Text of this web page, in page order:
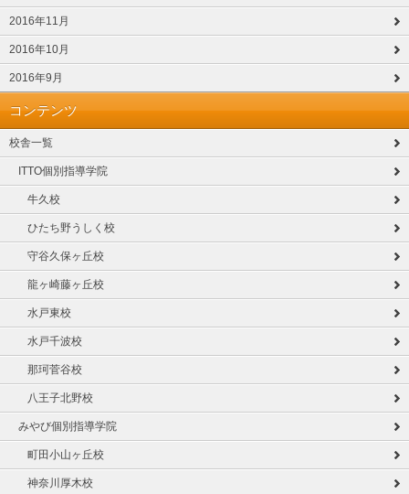
2016年11月
2016年10月
2016年9月
コンテンツ
校舎一覧
ITTO個別指導学院
牛久校
ひたち野うしく校
守谷久保ヶ丘校
龍ヶ崎藤ヶ丘校
水戸東校
水戸千波校
那珂菅谷校
八王子北野校
みやび個別指導学院
町田小山ヶ丘校
神奈川厚木校